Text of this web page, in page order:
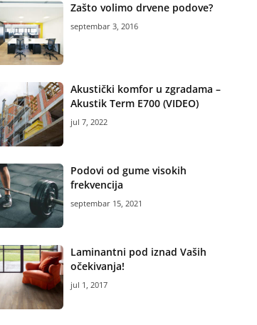
Zašto volimo drvene podove?
septembar 3, 2016
Akustički komfor u zgradama –
Akustik Term E700 (VIDEO)
jul 7, 2022
Podovi od gume visokih
frekvencija
septembar 15, 2021
Laminantni pod iznad Vaših
očekivanja!
jul 1, 2017